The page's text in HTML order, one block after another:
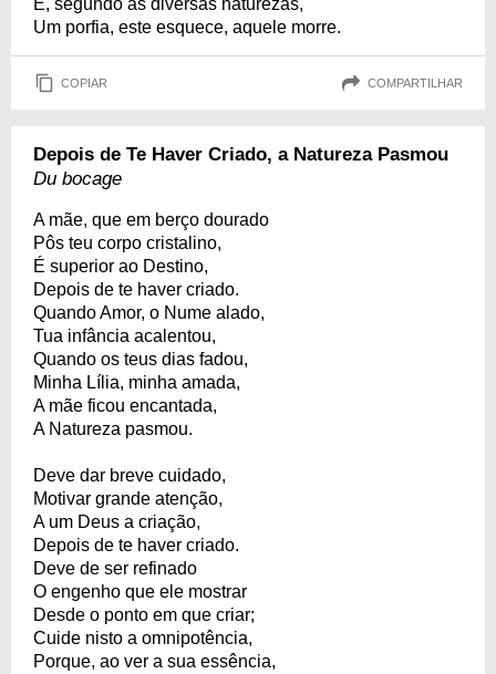
E, segundo as diversas naturezas,
Um porfia, este esquece, aquele morre.
COPIAR COMPARTILHAR
Depois de Te Haver Criado, a Natureza Pasmou
Du bocage
A mãe, que em berço dourado
Pôs teu corpo cristalino,
É superior ao Destino,
Depois de te haver criado.
Quando Amor, o Nume alado,
Tua infância acalentou,
Quando os teus dias fadou,
Minha Lília, minha amada,
A mãe ficou encantada,
A Natureza pasmou.
Deve dar breve cuidado,
Motivar grande atenção,
A um Deus a criação,
Depois de te haver criado.
Deve de ser refinado
O engenho que ele mostrar
Desde o ponto em que criar;
Cuide nisto a omnipotência,
Porque, ao ver a sua essência,